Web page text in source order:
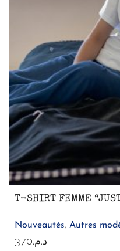
T-SHIRT FEMME
Nouveautés, Autres
د.م.370